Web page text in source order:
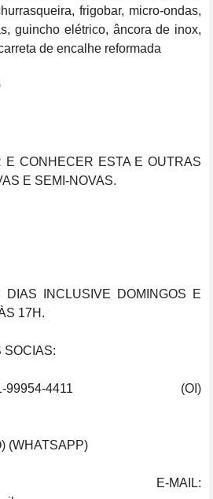
frigobar, micro-ondas,
guincho elétrico, âncora de inox,
de encalhe reformada
E CONHECER ESTA E OUTRAS
E SEMI-NOVAS.
INCLUSIVE DOMINGOS E
17H.
SOCIAS:
4411 (OI)
(WHATSAPP)